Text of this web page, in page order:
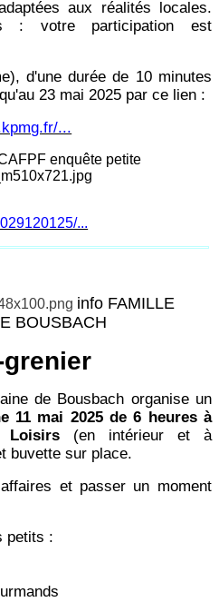
aux réalités locales.
: votre participation est
d'une durée de 10 minutes
23 mai 2025 par ce lien :
...
...
info FAMILLE
BOUSBACH
grenier
de Bousbach organise un
11 mai 2025 de 6 heures à
Loisirs (en intérieur et à
buvette sur place.
et passer un moment
petits :